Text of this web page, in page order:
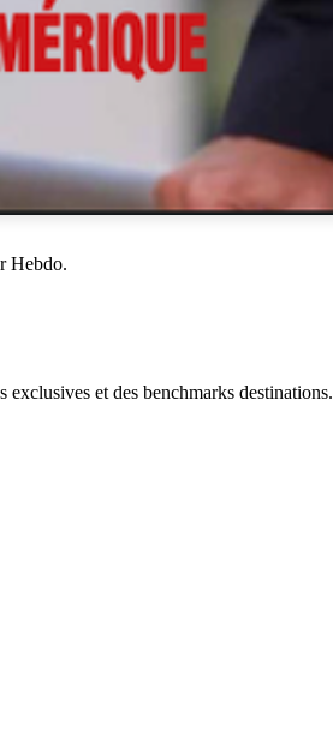
Hebdo.
et des benchmarks destinations.